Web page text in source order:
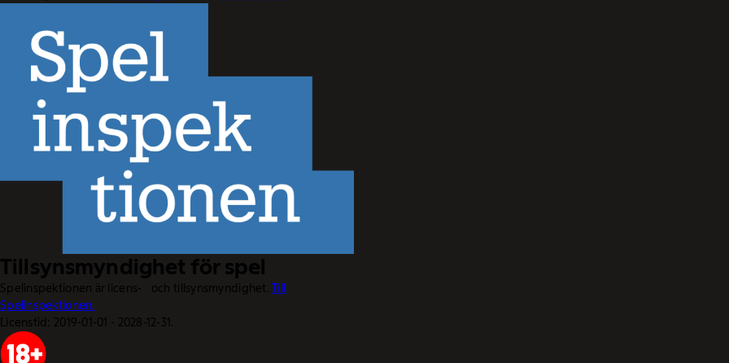
Tillsynsmyndighet för spel
Spelinspektionen är licens- och tillsynsmyndighet.Till
Spelinspektionen.
Licenstid: 2019-01-01 - 2028-12-31.